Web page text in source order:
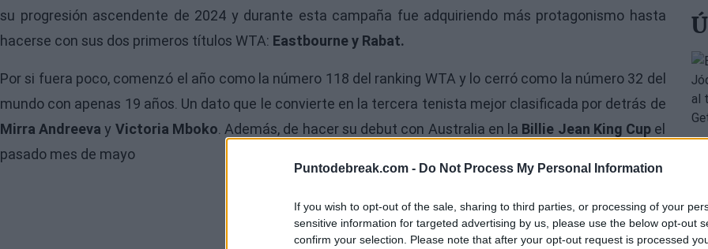
Puntodebreak.com - Do Not Process My Personal Information
If you wish to opt-out of the sale, sharing to third parties, or processing of your
sensitive information for targeted advertising by us, please use the below opt-out
confirm your selection. Please note that after your opt-out request is processed
su progresión ascendente de 2024 y durante esta campaña fue adquiriendo más protagonismo hasta
hacerse con sus dos primeros títulos WTA: Eastbourne y Rabat.
Por si fuera poco, comenzó el año como la número 118 del ranking WTA y lo cerró como la número 32 del
mundo con apenas 19 años. Un dato que le convierte en la tercera tenista mejor clasificada por detrás de
Mirra Andreeva y Victoria Mboko. Además, de hacer su debut con Australia en la Billie Jean King Cup el
pasado mes de mayo